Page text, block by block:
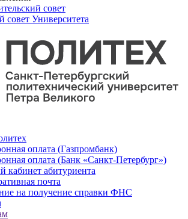
совет
совет Университета
оплата (Газпромбанк)
оплата (Банк «Санкт-Петербург»)
кабинет абитуриента
почта
на получение справки ФНС